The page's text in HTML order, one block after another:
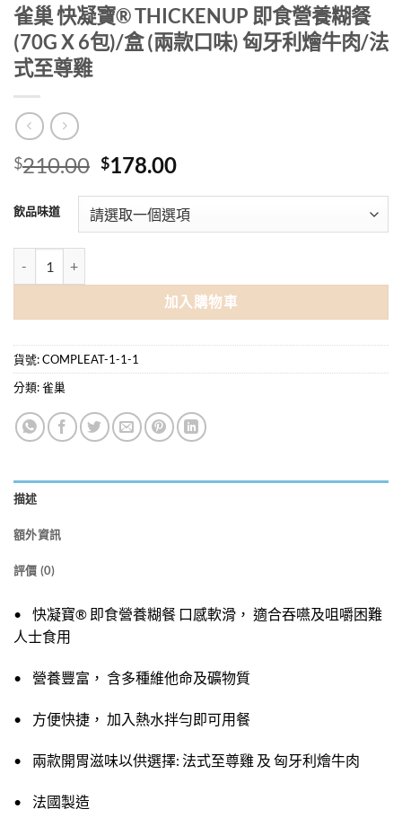
雀巢 快凝寶® THICKENUP 即食營養糊餐
(70G X 6包)/盒 (兩款口味) 匈牙利燴牛肉/法
式至尊雞
$210.00 原
價
格：
$178.00目
價
格：
飲品味道
加入購物車
貨號:COMPLEAT-1-1-1
分類:雀巢
描述
額外資訊
評價 (0)
• 快凝寶® 即食營養糊餐 口感軟滑， 適合吞嚥及咀嚼困難
人士食用
• 營養豐富， 含多種維他命及礦物質
• 方便快捷， 加入熱水拌勻即可用餐
• 兩款開胃滋味以供選擇: 法式至尊雞 及 匈牙利燴牛肉
• 法國製造